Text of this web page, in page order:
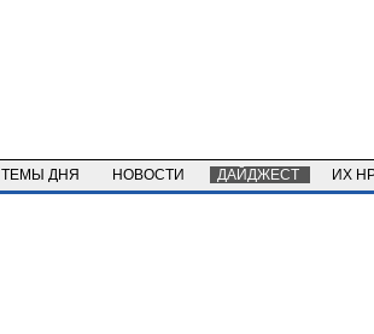
ТЕМЫ ДНЯ НОВОСТИ ДАЙДЖЕСТ ИХ